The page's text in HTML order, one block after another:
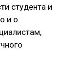
студента и
и о